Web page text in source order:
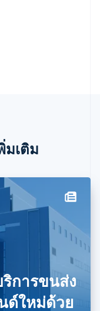
มเติม
การขนส่ง
ด์ใหม่ด้วย